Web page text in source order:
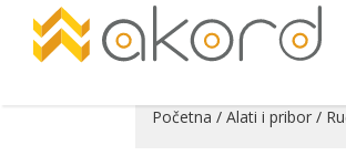
Početna / Alati i pribor /